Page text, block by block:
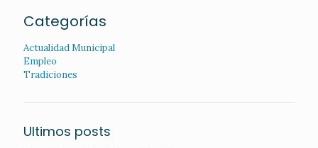
Categorías
Actualidad Municipal
Empleo
Tradiciones
Ultimos posts